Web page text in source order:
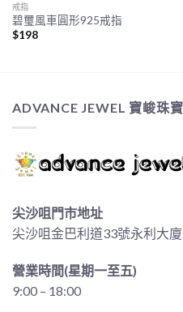
戒指
碧璽風車圓形925戒指
$198
ADVANCE JEWEL 寶峻珠寶
尖沙咀門市地址
尖沙咀金巴利道33號永利大
營業時間(星期一至五)
9:00 – 18:00